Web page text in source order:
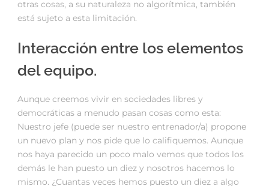
otras cosas, a su naturaleza no algorítmica, también
está sujeto a esta limitación.
Interacción entre los elementos
del equipo.
Aunque creemos vivir en sociedades libres y
democráticas a menudo pasan cosas como esta:
Nuestro jefe (puede ser nuestro entrenador/a) propone
un nuevo plan y nos pide que lo califiquemos. Aunque
nos haya parecido un poco malo vemos que todos los
demás le han puesto un diez y nosotros hacemos lo
mismo. ¿Cuantas veces hemos puesto un diez a algo